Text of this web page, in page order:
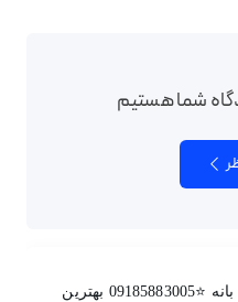
شما هستیم
لیست باربری های بانه ⭐️09185883005 بهترین